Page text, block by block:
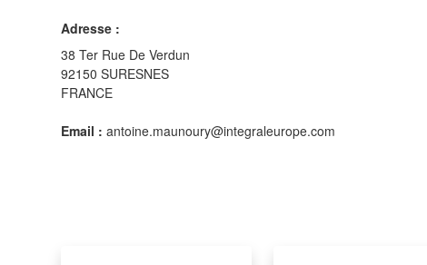
Adresse :
38 Ter Rue De Verdun
92150 SURESNES
FRANCE
Email : antoine.maunoury@integraleurope.com